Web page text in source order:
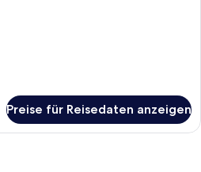
Preise für Reisedaten anzeigen